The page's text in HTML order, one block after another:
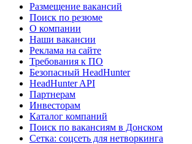
Размещение вакансий
Поиск по резюме
О компании
Наши вакансии
Реклама на сайте
Требования к ПО
Безопасный HeadHunter
HeadHunter API
Партнерам
Инвесторам
Каталог компаний
Поиск по вакансиям в Донском
Сетка: соцсеть для нетворкинга